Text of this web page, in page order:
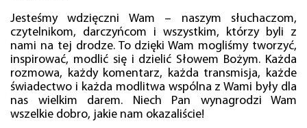
Jesteśmy wdzięczni Wam – naszym słuchaczom,
czytelnikom, darczyńcom i wszystkim, którzy byli z
nami na tej drodze. To dzięki Wam mogliśmy tworzyć,
inspirować, modlić się i dzielić Słowem Bożym. Każda
rozmowa, każdy komentarz, każda transmisja, każde
świadectwo i każda modlitwa wspólna z Wami były dla
nas wielkim darem. Niech Pan wynagrodzi Wam
wszelkie dobro, jakie nam okazaliście!